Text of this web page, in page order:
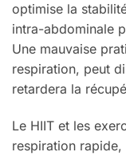
optimise la
intra-abdominale
Une mauvaise
respiration, peut
retardera la
Le HIIT et les
respiration